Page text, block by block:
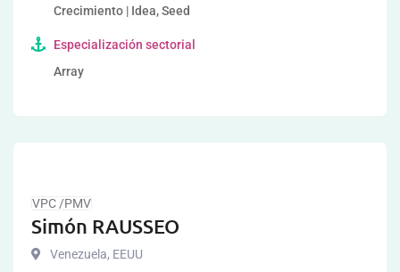
Crecimiento | Idea, Seed
Especialización sectorial
Array
VPC /PMV
Simón RAUSSEO
Venezuela, EEUU